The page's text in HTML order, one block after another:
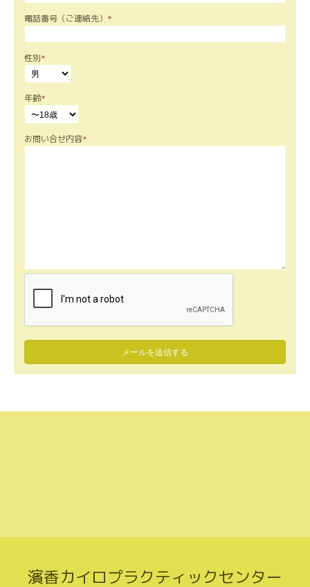
電話番号（ご連絡先） *
性別*
年齢*
お問い合せ内容*
濱香カイロプラクティックセンター